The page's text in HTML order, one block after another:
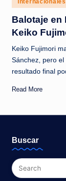
c
i
a
s
a
l
s
t
a
in
Internacionales
Balotaje en
Keiko
Keiko Fujimori
Sánchez, pero el
resultado final
Read More
Buscar